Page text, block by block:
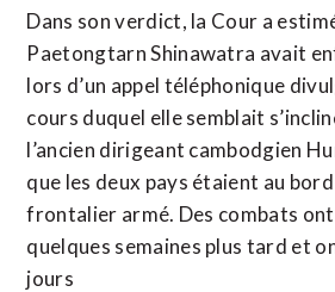
Dans son verdict, la Cour a
Paetongtarn Shinawatra avait
lors d’un appel téléphonique
cours duquel elle semblait
l’ancien dirigeant cambodgien
que les deux pays étaient au
frontalier armé. Des combats
quelques semaines plus tard et
jours